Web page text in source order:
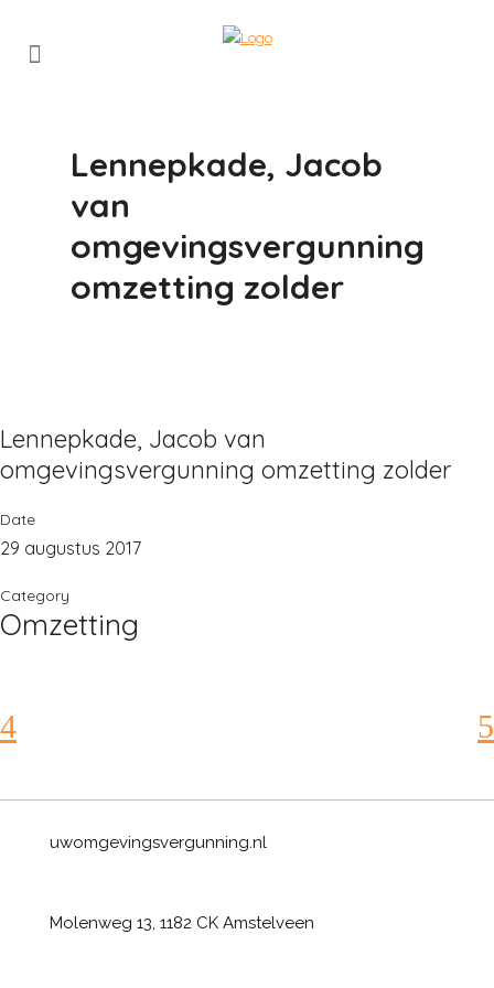
Lennepkade, Jacob
van
omgevingsvergunning
omzetting zolder
Lennepkade, Jacob van
omgevingsvergunning omzetting zolder
Date
29 augustus 2017
Category
Omzetting
uwomgevingsvergunning.nl
Molenweg 13, 1182 CK Amstelveen